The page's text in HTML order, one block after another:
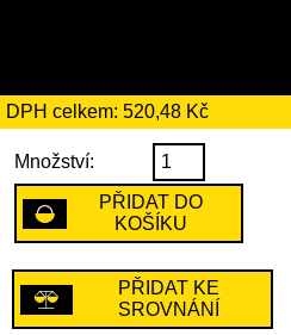
DPH celkem: 520,48 Kč
Množství:
PŘIDAT DO
KOŠÍKU
PŘIDAT KE
SROVNÁNÍ